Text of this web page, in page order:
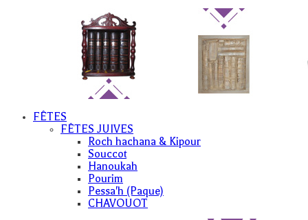
FÊTES
FÊTES JUIVES
Roch hachana & Kipour
Souccot
Hanoukah
Pourim
Pessa'h (Paque)
CHAVOUOT